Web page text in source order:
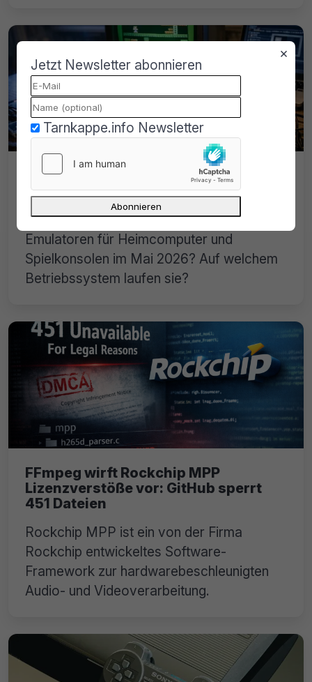
Emulatoren für Homecomputer und
Spielkonsolen – Mai 2026
Was sind die aktuell verfügbaren
Emulatoren für Heimcomputer und
Spielkonsolen im Mai 2026? Auf welchem
Betriebssystem laufen sie?
FFmpeg wirft Rockchip MPP
Lizenzverstöße vor: GitHub sperrt
451 Dateien
Rockchip MPP ist ein von der Firma
Rockchip entwickeltes Software-
Framework zur hardwarebeschleunigten
Audio- und Videoverarbeitung.
×
Jetzt Newsletter abonnieren
Tarnkappe.info Newsletter